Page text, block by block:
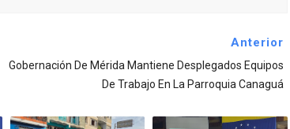
Anterior
Gobernación De Mérida Mantiene Desplegados Equipos
De Trabajo En La Parroquia Canaguá